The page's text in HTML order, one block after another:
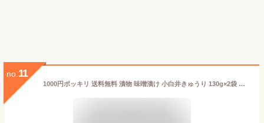
no. 11
1000円ポッキリ 送料無料 漬物 味噌漬け 小白井きゅうり 130g×2袋 いわき名産 胡瓜 キュウリ 漬物 みそづけ おつけもの 味噌漬 訳あり お試し 食品 発酵食品 買い回り ポイント消化 ご飯のお供 ご飯の友 常温 保存 惣菜 メール便 福島 KM FP